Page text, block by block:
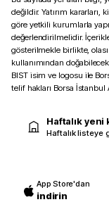
değildir. Yatırım
göre yetkili kurumlarla
değerlendirilmelidir.
gösterilmekle birlikte,
kullanımından
BIST isim ve logosu ile
telif hakları Borsa İstanbul
Haftalık
Haftalık listeye
App Store'dan
indirin